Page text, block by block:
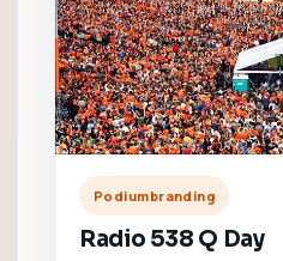
Podiumbranding
Radio 538 Q Day